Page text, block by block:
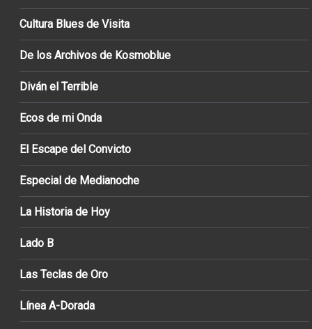
Cultura Blues de Visita
De los Archivos de Kosmoblue
Diván el Terrible
Ecos de mi Onda
El Escape del Convicto
Especial de Medianoche
La Historia de Hoy
Lado B
Las Teclas de Oro
Línea A-Dorada